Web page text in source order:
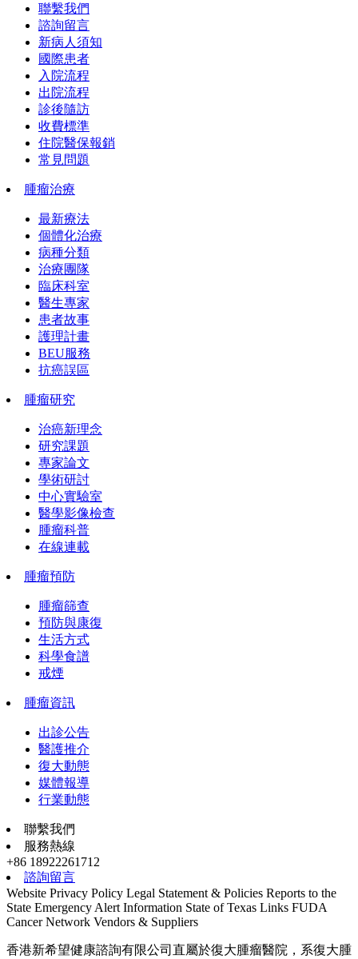
聯繫我們
諮詢留言
新病人須知
國際患者
入院流程
出院流程
診後隨訪
收費標準
住院醫保報銷
常見問題
腫瘤治療
最新療法
個體化治療
病種分類
治療團隊
臨床科室
醫生專家
患者故事
護理計畫
BEU服務
抗癌誤區
腫瘤研究
治癌新理念
研究課題
專家論文
學術研討
中心實驗室
醫學影像檢查
腫瘤科普
在線連載
腫瘤預防
腫瘤篩查
預防與康復
生活方式
科學食譜
戒煙
腫瘤資訊
出診公告
醫護推介
復大動態
媒體報導
行業動態
聯繫我們
服務熱線
+86 18922261712
諮詢留言
Website Privacy Policy Legal Statement & Policies Reports to the
State Emergency Alert Information State of Texas Links FUDA
Cancer Network Vendors & Suppliers
香港新希望健康諮詢有限公司直屬於復大腫瘤醫院，系復大腫